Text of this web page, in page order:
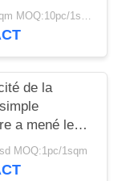
d'affichage
1100usd/sqm MOQ:10pc/1sqm
de la
a mené les
de
/110V
MOQ:1pc/1sqm